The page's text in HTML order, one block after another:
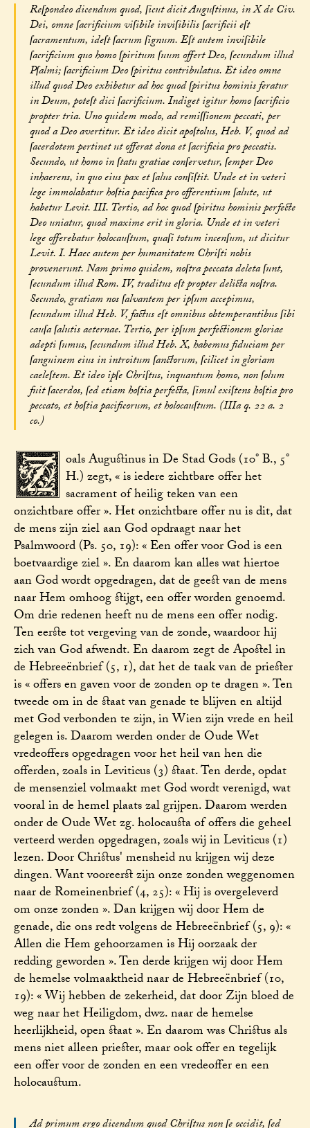
Reſpondeo dicendum quod, ſicut dicit Auguſtinus, in X de Civ.
Dei, omne ſacrificium viſibile inviſibilis ſacrificii eſt
ſacramentum, ideſt ſacrum ſignum. Eſt autem inviſibile
ſacrificium quo homo ſpiritum ſuum offert Deo, ſecundum illud
Pſalmi; ſacrificium Deo ſpiritus contribulatus. Et ideo omne
illud quod Deo exhibetur ad hoc quod ſpiritus hominis feratur
in Deum, poteſt dici ſacrificium. Indiget igitur homo ſacrificio
propter tria. Uno quidem modo, ad remiſſionem peccati, per
quod a Deo avertitur. Et ideo dicit apoſtolus, Heb. V, quod ad
ſacerdotem pertinet ut offerat dona et ſacrificia pro peccatis.
Secundo, ut homo in ſtatu gratiae conſervetur, ſemper Deo
inhaerens, in quo eius pax et ſalus conſiſtit. Unde et in veteri
lege immolabatur hoſtia pacifica pro offerentium ſalute, ut
habetur Levit. III. Tertio, ad hoc quod ſpiritus hominis perfecte
Deo uniatur, quod maxime erit in gloria. Unde et in veteri
lege offerebatur holocauſtum, quaſi totum incenſum, ut dicitur
Levit. I. Haec autem per humanitatem Chriſti nobis
provenerunt. Nam primo quidem, noſtra peccata deleta ſunt,
ſecundum illud Rom. IV, traditus eſt propter delicta noſtra.
Secundo, gratiam nos ſalvantem per ipſum accepimus,
ſecundum illud Heb. V, factus eſt omnibus obtemperantibus ſibi
cauſa ſalutis aeternae. Tertio, per ipſum perfectionem gloriae
adepti ſumus, ſecundum illud Heb. X, habemus fiduciam per
ſanguinem eius in introitum ſanctorum, ſcilicet in gloriam
caeleſtem. Et ideo ipſe Chriſtus, inquantum homo, non ſolum
fuit ſacerdos, ſed etiam hoſtia perfecta, ſimul exiſtens hoſtia pro
peccato, et hoſtia pacificorum, et holocauſtum. (IIIa q. 22 a. 2
co.)
Z oals Augustinus in De Stad Gods (10° B., 5°
H.) zegt, « is iedere zichtbare offer het
sacrament of heilig teken van een
onzichtbare offer ». Het onzichtbare offer nu is dit, dat
de mens zijn ziel aan God opdraagt naar het
Psalmwoord (Ps. 50, 19): « Een offer voor God is een
boetvaardige ziel ». En daarom kan alles wat hiertoe
aan God wordt opgedragen, dat de geest van de mens
naar Hem omhoog stijgt, een offer worden genoemd.
Om drie redenen heeft nu de mens een offer nodig.
Ten eerste tot vergeving van de zonde, waardoor hij
zich van God afwendt. En daarom zegt de Apostel in
de Hebreeënbrief (5, 1), dat het de taak van de priester
is « offers en gaven voor de zonden op te dragen ». Ten
tweede om in de staat van genade te blijven en altijd
met God verbonden te zijn, in Wien zijn vrede en heil
gelegen is. Daarom werden onder de Oude Wet
vredeoffers opgedragen voor het heil van hen die
offerden, zoals in Leviticus (3) staat. Ten derde, opdat
de mensenziel volmaakt met God wordt verenigd, wat
vooral in de hemel plaats zal grijpen. Daarom werden
onder de Oude Wet zg. holocausta of offers die geheel
verteerd werden opgedragen, zoals wij in Leviticus (1)
lezen. Door Christus' mensheid nu krijgen wij deze
dingen. Want vooreerst zijn onze zonden weggenomen
naar de Romeinenbrief (4, 25): « Hij is overgeleverd
om onze zonden ». Dan krijgen wij door Hem de
genade, die ons redt volgens de Hebreeënbrief (5, 9): «
Allen die Hem gehoorzamen is Hij oorzaak der
redding geworden ». Ten derde krijgen wij door Hem
de hemelse volmaaktheid naar de Hebreeënbrief (10,
19): « Wij hebben de zekerheid, dat door Zijn bloed de
weg naar het Heiligdom, dwz. naar de hemelse
heerlijkheid, open staat ». En daarom was Christus als
mens niet alleen priester, maar ook offer en tegelijk
een offer voor de zonden en een vredeoffer en een
holocaustum.